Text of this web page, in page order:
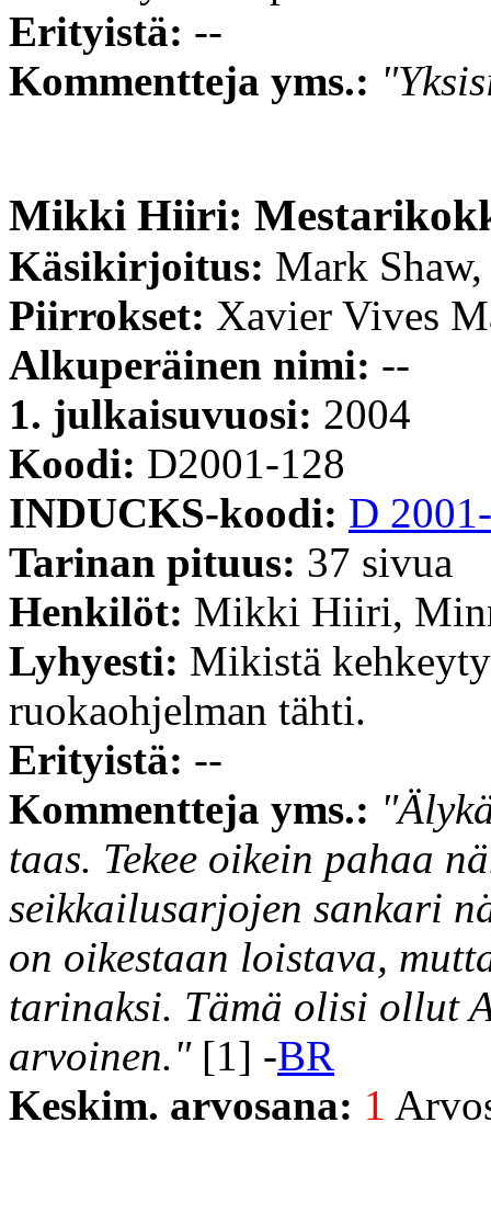
Erityistä: --
Kommentteja yms.:
Mikki Hiiri:
Käsikirjoitus: Mark
Piirrokset: Xavier Vives
Alkuperäinen nimi: --
1. julkaisuvuosi: 2004
Koodi: D2001-128
INDUCKS-koodi: D
Tarinan pituus: 37 sivua
Henkilöt: Mikki Hiiri,
Lyhyesti: Mikistä
ruokaohjelman tähti.
Erityistä: --
Kommentteja yms.:
taas. Tekee oikein pahaa
seikkailusarjojen sankari
on oikestaan loistava,
tarinaksi. Tämä olisi ollut
arvoinen."[1] -BR
Keskim. arvosana: 1